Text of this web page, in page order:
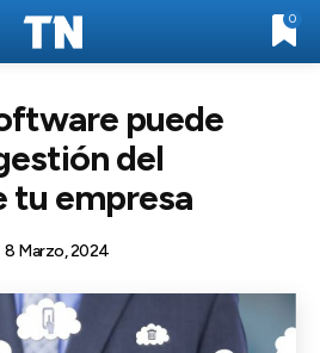
0
puede
del
tu empresa
8 Marzo, 2024